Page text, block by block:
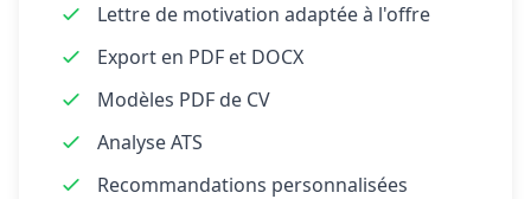
Lettre de motivation adaptée à l'offre
Export en PDF et DOCX
Modèles PDF de CV
Analyse ATS
Recommandations personnalisées